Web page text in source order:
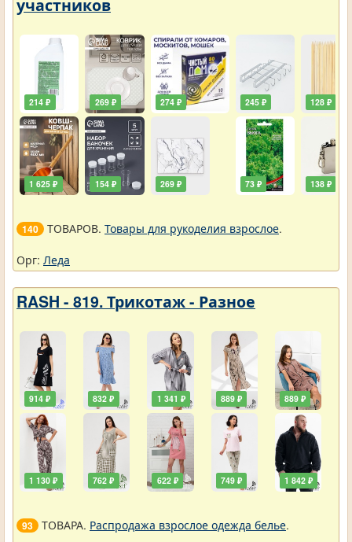
участников
214 ₽
1 625 ₽
269 ₽
154 ₽
274 ₽
269 ₽
245 ₽
73 ₽
128 ₽
138 ₽
140 ТОВАРОВ. Товары для рукоделия взрослое.
Орг: Леда
RASH - 819. Трикотаж - Разное
914 ₽
1 130 ₽
832 ₽
762 ₽
1 341 ₽
622 ₽
889 ₽
749 ₽
889 ₽
1 842 ₽
93 ТОВАРА. Распродажа взрослое одежда белье.